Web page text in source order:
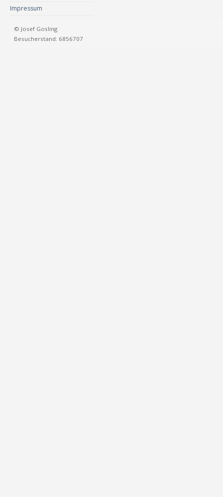
Impressum
© Josef Gosling
Besucherstand: 6856707